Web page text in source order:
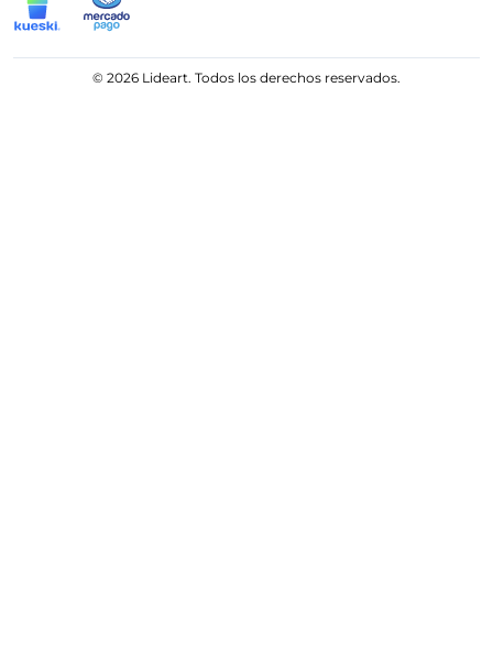
© 2026 Lideart. Todos los derechos reservados.